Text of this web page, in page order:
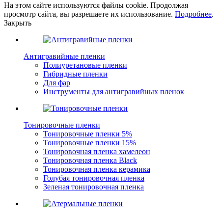
На этом сайте используются файлы cookie. Продолжая
просмотр сайта, вы разрешаете их использование. Подробнее.
Закрыть
Антигравийные пленки
Полиуретановые пленки
Гибридные пленки
Для фар
Инструменты для антигравийных пленок
Тонировочные пленки
Тонировочные пленки 5%
Тонировочные пленки 15%
Тонировочная пленка хамелеон
Тонировочная пленка Black
Тонировочная пленка керамика
Голубая тонировочная пленка
Зеленая тонировочная пленка